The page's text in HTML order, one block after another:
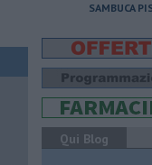
SAMBUCA
Qui Blog